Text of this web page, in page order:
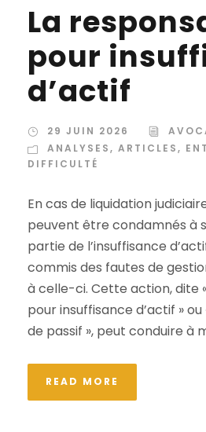
La
pour
d’actif
29 JUIN 2026
ANALYSES, ARTICLES,
DIFFICULTÉ
En cas de liquidation
peuvent être condamnés à
partie de l’insuffisance
commis des fautes de
à celle-ci. Cette action, dite
pour insuffisance d’actif »
de passif », peut conduire à
READ MORE